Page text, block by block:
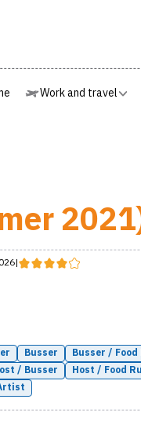
Work and travel
|
Busser Busser /
/ Busser Host / Food